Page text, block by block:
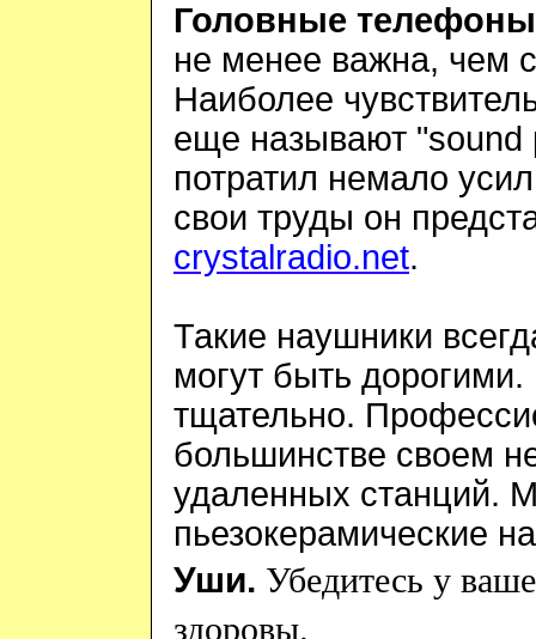
Головные телефоны
не менее важна, чем
Наиболее
еще называют "sound
потратил немало
свои труды он
crystalradio.net.
Такие наушники
могут быть
тщательно.
большинстве своем
удаленных станций.
пьезокерамические
Уши. Убедитесь у
здоровы.